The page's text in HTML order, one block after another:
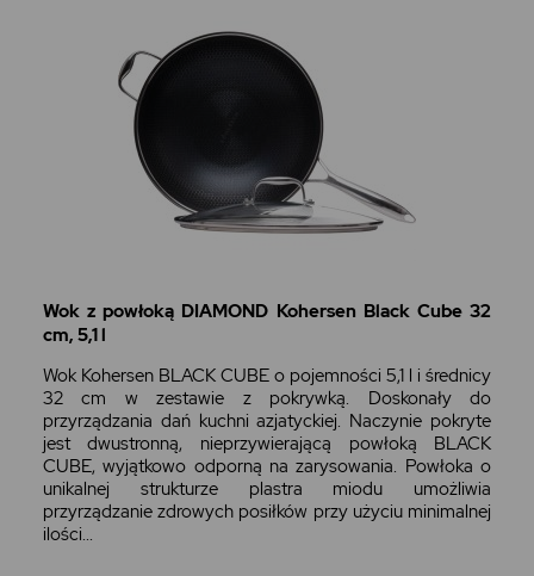
Wok z powłoką DIAMOND Kohersen Black Cube 32
cm, 5,1 l
Wok Kohersen BLACK CUBE o pojemności 5,1 l i średnicy
32 cm w zestawie z pokrywką. Doskonały do
przyrządzania dań kuchni azjatyckiej. Naczynie pokryte
jest dwustronną, nieprzywierającą powłoką BLACK
CUBE, wyjątkowo odporną na zarysowania. Powłoka o
unikalnej strukturze plastra miodu umożliwia
przyrządzanie zdrowych posiłków przy użyciu minimalnej
ilości...